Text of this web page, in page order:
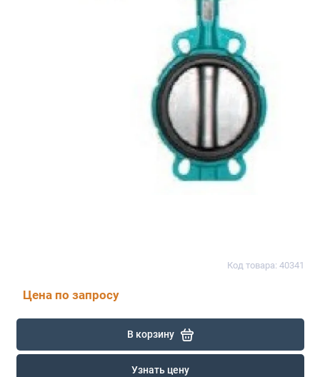
Код товара: 40341
Цена по запросу
В корзину
Узнать цену